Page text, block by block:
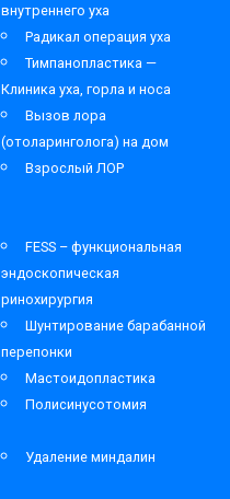
внутреннего уха
Радикал операция уха
Тимпанопластика —
Клиника уха, горла и носа
Вызов лора
(отоларинголога) на дом
Взрослый ЛОР
FESS – функциональная
эндоскопическая
ринохирургия
Шунтирование барабанной
перепонки
Мастоидопластика
Полисинусотомия
Удаление миндалин